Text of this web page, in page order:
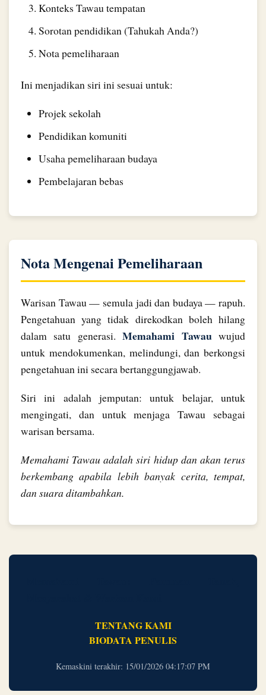
Konteks Tawau tempatan
Sorotan pendidikan (Tahukah Anda?)
Nota pemeliharaan
Ini menjadikan siri ini sesuai untuk:
Projek sekolah
Pendidikan komuniti
Usaha pemeliharaan budaya
Pembelajaran bebas
Nota Mengenai Pemeliharaan
Warisan Tawau — semula jadi dan budaya — rapuh.
Pengetahuan yang tidak direkodkan boleh hilang
dalam satu generasi.Memahami Tawauwujud
untuk mendokumenkan, melindungi, dan berkongsi
pengetahuan ini secara bertanggungjawab.
Siri ini adalah jemputan: untuk belajar, untuk
mengingati, dan untuk menjaga Tawau sebagai
warisan bersama.
Memahami Tawau adalah siri hidup dan akan terus
berkembang apabila lebih banyak cerita, tempat,
dan suara ditambahkan.
TENTANG KAMI
BIODATA PENULIS
Kemaskini terakhir: 15/01/2026 04:17:07 PM